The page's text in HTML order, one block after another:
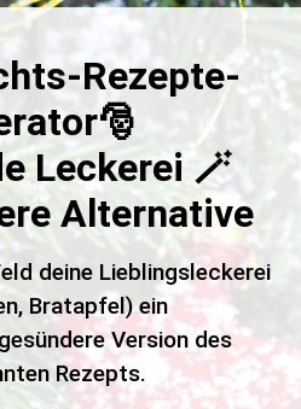
Rezepte-
Leckerei 🪄
Alternative
deine Lieblingsleckerei
Bratapfel) ein
Version des
Rezepts.